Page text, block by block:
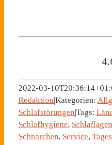
2022-03-
Redaktion Kategorien:
Schlafstörungen Tags:
Schlafhygiene, Schlaflagen
Schnarchen, Service,